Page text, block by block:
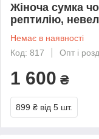
Жіноча сумка
рептилію,
Немає в наявності
Код: 817
Опт і
1 600 ₴
899 ₴ від 5 шт.